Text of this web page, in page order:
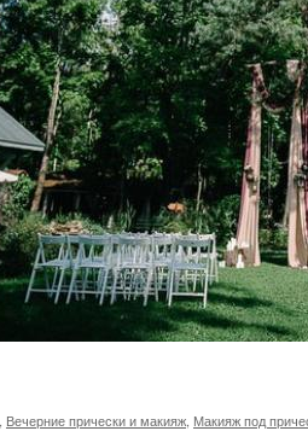
Вечерние прически и макияж Макияж под